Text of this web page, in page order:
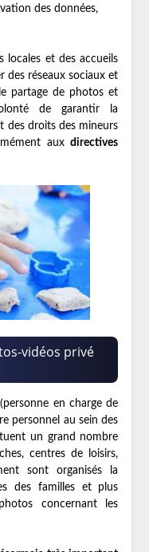
des données,
locales et des accueils
des réseaux sociaux et
partage de photos et
de garantir la
des droits des mineurs
auxdirectives
vidéos privé
en charge de
personnel au sein des
un grand nombre
centres de loisirs,
sont organisés la
des familles et plus
concernant les